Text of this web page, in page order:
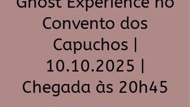
Convento dos
Capuchos |
10.10.2025 |
Chegada às 20h45